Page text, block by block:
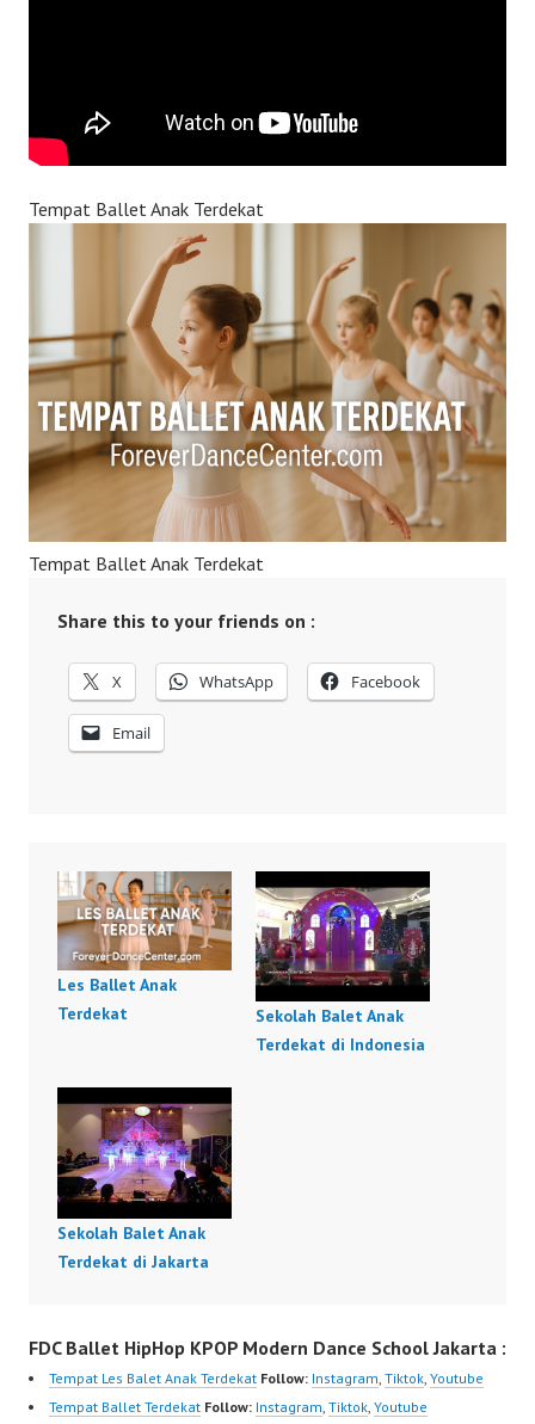
Tempat Ballet Anak Terdekat
Tempat Ballet Anak Terdekat
Share this to your friends on :
X WhatsApp Facebook
Email
Les Ballet Anak
Terdekat
Sekolah Balet Anak
Terdekat di Indonesia
Sekolah Balet Anak
Terdekat di Jakarta
FDC Ballet HipHop KPOP Modern Dance School Jakarta :
Tempat Les Balet Anak Terdekat Follow: Instagram Tiktok Youtube
Tempat Ballet Terdekat Follow: Instagram Tiktok Youtube